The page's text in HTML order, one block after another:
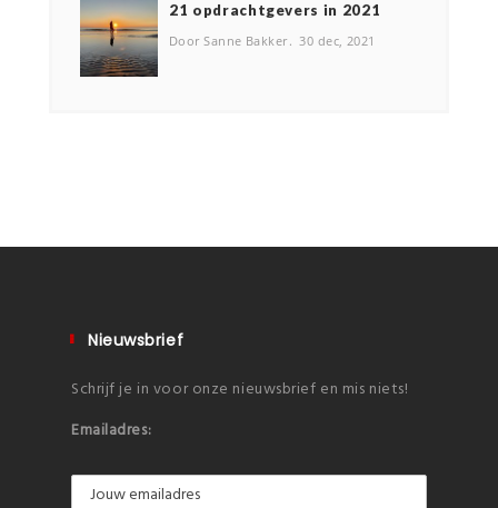
2️1 opdrachtgevers in 2021
Door Sanne Bakker 30 dec, 2021
Nieuwsbrief
Schrijf je in voor onze nieuwsbrief en mis niets!
Emailadres: